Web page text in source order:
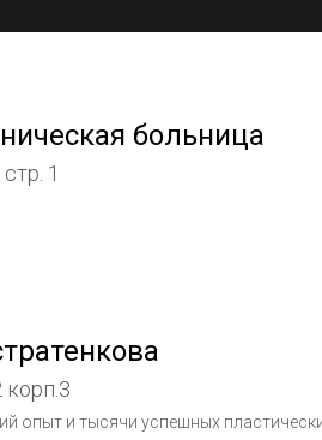
больница
1
опыт и тысячи успешных